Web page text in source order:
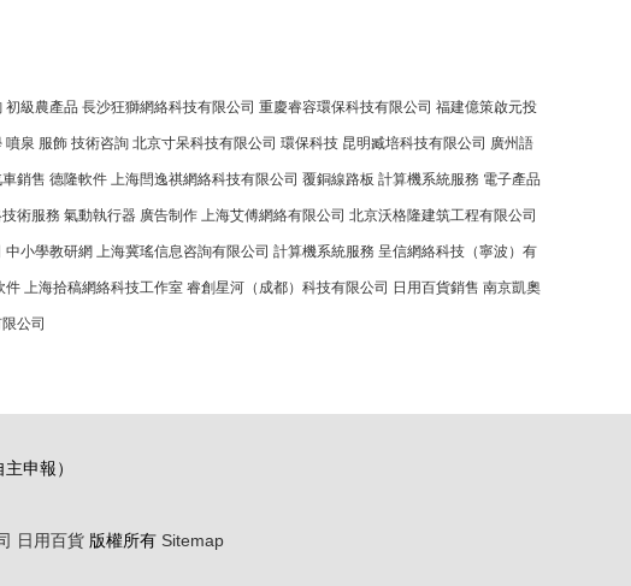
初級農產品 長沙狂獅網絡科技有限公司 重慶睿容環保科技有限公司 福建億策啟元投
噴泉 服飾 技術咨詢 北京寸呆科技有限公司 環保科技 昆明臧培科技有限公司 廣州語
銷售 德隆軟件 上海閆逸祺網絡科技有限公司 覆銅線路板 計算機系統服務 電子產品
術服務 氣動執行器 廣告制作 上海艾傅網絡有限公司 北京沃格隆建筑工程有限公司
中小學教研網 上海冀瑤信息咨詢有限公司 計算機系統服務 呈信網絡科技（寧波）有
件 上海拾稿網絡科技工作室 睿創星河（成都）科技有限公司 日用百貨銷售 南京凱奧
公司
申報）
日用百貨版權所有 Sitemap